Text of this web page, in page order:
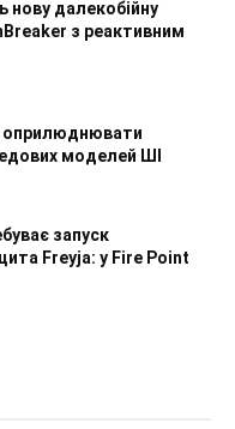
далекобійну
з реактивним
оприлюднювати
моделей ШІ
запуск
Freyja: у Fire Point